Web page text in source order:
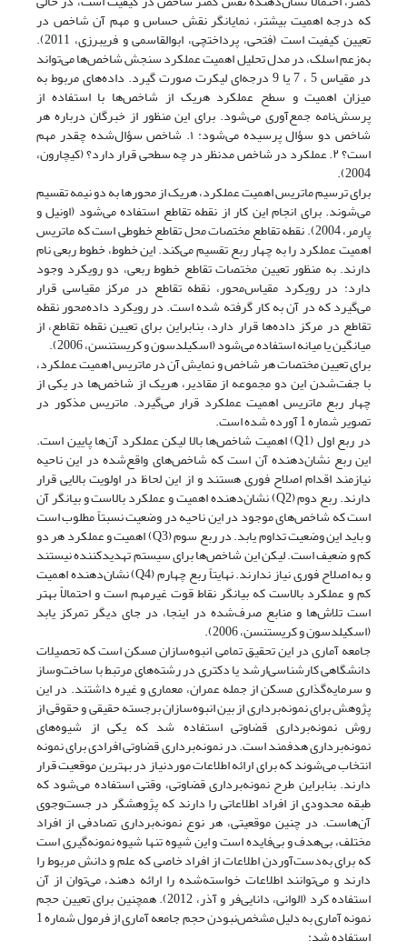
که درجه اهمیت بیشتر، نمایانگر نقش حساس و مهم آن شاخص در
تعیین کیفیت است (فتحی، پرداختچی، ابوالقاسمی ‌و فریبرزی، 2011).
به‌زعم اسلک، در مدل تحلیل اهمیت عملکرد سنجش شاخص‌ها می‌تواند
در مقیاس 5 ، 7 یا 9 درجه‌ای لیکرت صورت گیرد. داده‌های مربوط به
میزان اهمیت و سطح عملکرد هریک از شاخص‌ها با استفاده از
پرسش‌نامه جمع‌آوری می‌شود. برای این منظور از خبرگان درباره هر
شاخص دو سؤال پرسیده می‌شود: ۱. شاخص سؤال‌شده چقدر مهم
است؟ ۲. عملکرد در شاخص مدنظر در چه سطحی قرار دارد؟ (کیچارون،
2004).
برای ترسیم ماتریس اهمیت عملکرد، هریک از محور‌ها به دو نیمه تقسیم
می‌شوند. برای انجام این کار از نقطه تقاطع استفاده می‌شود (اونیل و
پارمر، 2004). نقطه تقاطع مختصات محل تقاطع خطوطی است که ماتریس
اهمیت عملکرد را به چهار ربع تقسیم می‌کند. این خطوط، خطوط ربعی نام
دارند. به منظور تعیین مختصات تقاطع خطوط ربعی، دو رویکرد وجود
دارد: در رویکرد مقیاس‌محور، نقطه تقاطع در مرکز مقیاسی قرار
می‌گیرد که در آن به کار گرفته شده است. در رویکرد داده‌محور نقطه
تقاطع در مرکز داده‌ها قرار دارد، بنابراین برای تعیین نقطه تقاطع، از
میانگین یا میانه استفاده می‌شود (اسکیلدسون و کریستنسن، 2006).
برای تعیین مختصات هر شاخص و نمایش آن در ماتریس اهمیت عملکرد،
با جفت‌شدن این دو مجموعه از مقادیر، هریک از شاخص‌ها در یکی از
چهار ربع ماتریس اهمیت عملکرد قرار می‌گیرد. ماتریس مذکور در
تصویر شماره 1 آورده شده است.
در ربع اول (Q1) اهمیت شاخص‌ها بالا لیکن عملکرد آن‌ها پایین است.
این ربع نشان‌دهنده آن است که شاخص‌های واقع‌شده در این ناحیه
نیازمند اقدام اصلاح فوری هستند و از این لحاظ در اولویت بالایی قرار
دارند. ربع دوم (Q2) نشان‌دهنده اهمیت و عملکرد بالاست و بیانگر آن
است که شاخص‌های موجود در این ناحیه در وضعیت نسبتاً مطلوب است
و باید این وضعیت تداوم یابد. در ربع سوم (Q3) اهمیت و عملکرد هر دو
کم و ضعیف است. لیکن این شاخص‌ها برای سیستم تهدید‌کننده نیستند
و به اصلاح فوری نیاز ندارند. نهایتاً ربع چهارم (Q4) نشان‌دهنده اهمیت
کم و عملکرد بالاست که بیانگر نقاط قوت غیرمهم است و احتمالاً بهتر
است تلاش‌ها و منابع صرف‌شده در اینجا، در جای دیگر تمرکز یابد
(اسکیلدسون و کریستنسن، 2006).
جامعه آماری در این تحقیق تمامی انبوه‌سازان مسکن است که تحصیلات
دانشگاهی کارشناسی‌ارشد یا دکتری در رشته‌های مرتبط با ساخت‌وساز
و سرمایه‌گذاری مسکن از جمله عمران، معماری و غیره داشتند. در این
پژوهش برای نمونه‌برداری از بین انبوه‌سازان برجسته حقیقی و حقوقی از
روش نمونه‌برداری قضاوتی استفاده شد که یکی از شیوه‌های
نمونه‌برداری هدفمند است. در نمونه‌برداری قضاوتی افرادی برای نمونه
انتخاب می‌شوند که برای ارائه اطلاعات موردنیاز در بهترین موقعیت قرار
دارند. بنابراین طرح نمونه‌برداری قضاوتی، وقتی استفاده می‌شود که
طبقه محدودی از افراد اطلاعاتی را دارند که پژوهشگر در جست‌وجوی
آن‌هاست. در چنین موقعیتی، هر نوع نمونه‌برداری تصادفی از افراد
مختلف، بی‌هدف و بی‌فایده است و این شیوه تنها شیوه نمونه‌گیری است
که برای به‌دست‌آوردن اطلاعات از افراد خاصی که علم و دانش مربوط را
دارند و می‌توانند اطلاعات خواسته‌شده را ارائه دهند، می‌توان از آن
استفاده کرد (الوانی، دانایی‌فر و آذر، 2012). همچنین برای تعیین حجم
نمونه آماری به دلیل مشخص‌نبودن حجم جامعه آماری از فرمول شماره 1
استفاده شد: